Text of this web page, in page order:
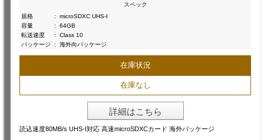
スペック
規格
:
microSDXC UHS-I
容量
:
64GB
転送速度
:
Class 10
パッケージ
: 海外向パッケージ
在庫状況
在庫なし
詳細はこちら
読込速度80MB/s UHS-I対応 高速microSDXCカード 海外パッケージ